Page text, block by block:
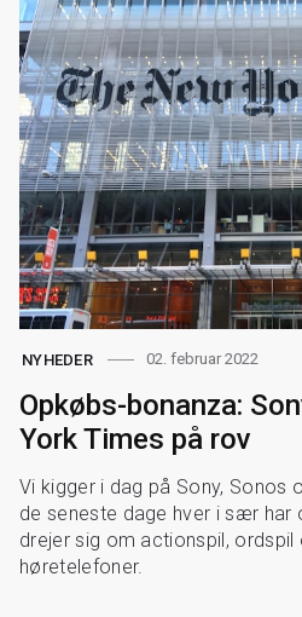
NYHEDER 02. februar 2022
Opkøbs-bonanza:
York Times på rov
Vi kigger i dag på Sony, Sonos
de seneste dage hver i sær har
drejer sig om actionspil, ordspil
høretelefoner.